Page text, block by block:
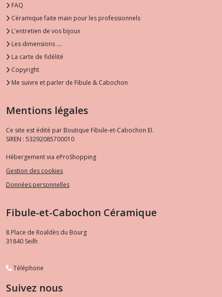
FAQ
Céramique faite main pour les professionnels
L'entretien de vos bijoux
Les dimensions ....
La carte de fidélité
Copyright
Me suivre et parler de Fibule & Cabochon
Mentions légales
Ce site est édité par Boutique Fibule-et-Cabochon EI.
SIREN : 53292085700010
Hébergement via eProShopping
Gestion des cookies
Données personnelles
Fibule-et-Cabochon Céramique
8 Place de Roaldès du Bourg
31840 Seilh
Téléphone
Suivez nous